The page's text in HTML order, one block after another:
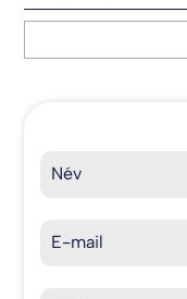
Név
E-mail